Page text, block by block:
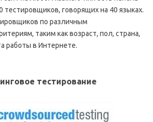
тестировщиков, говорящих на 40 языках.
по различным
таким как возраст, пол, страна,
работы в Интернете.
тестирование